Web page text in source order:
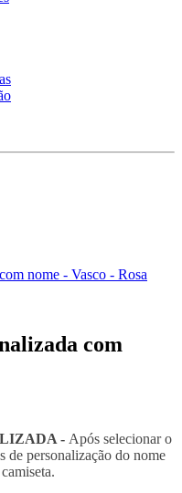
nome - Vasco - Rosa
com
- Após selecionar o
de personalização do nome